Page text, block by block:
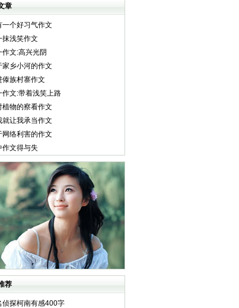
章
一个好习气作文
抹浅笑作文
作文:高兴光阴
家乡小河的作文
傣族村寨作文
作文:带着浅笑上路
植物的察看作文
就让我承当作文
网络利害的作文
作文得与失
荐
侦探柯南有感400字